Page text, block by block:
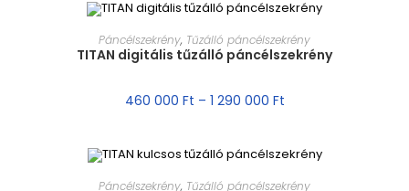
MÉRET VÁLASZTÁSA
Páncélszekrény, Tűzálló páncélszekrény
TITAN digitális tűzálló páncélszekrény
460 000 Ft – 1 290 000 Ft
MÉRET VÁLASZTÁSA
Páncélszekrény, Tűzálló páncélszekrény